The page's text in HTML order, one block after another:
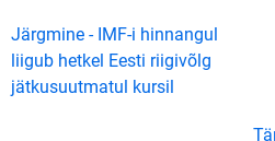
Järgmine - IMF-i hinnangul
liigub hetkel Eesti riigivõlg
jätkusuutmatul kursil